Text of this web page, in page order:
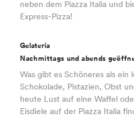
neben dem Piazza Italia und
Express-Pizza!
Gelateria
Nachmittags und abends
Was gibt es Schöneres als ein
Schokolade, Pistazien, Obst
heute Lust auf eine Waffel
Eisdiele auf der Piazza Italia